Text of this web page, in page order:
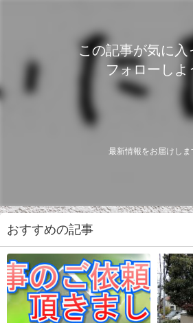
この記事が気に入
フォローしよ
最新情報をお届けしま
おすすめの記事